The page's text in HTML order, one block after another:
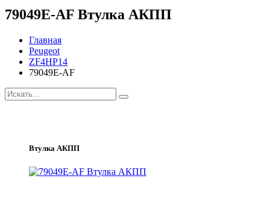
79049E-AF Втулка АКПП
Главная
Peugeot
ZF4HP14
79049E-AF
Втулка АКПП